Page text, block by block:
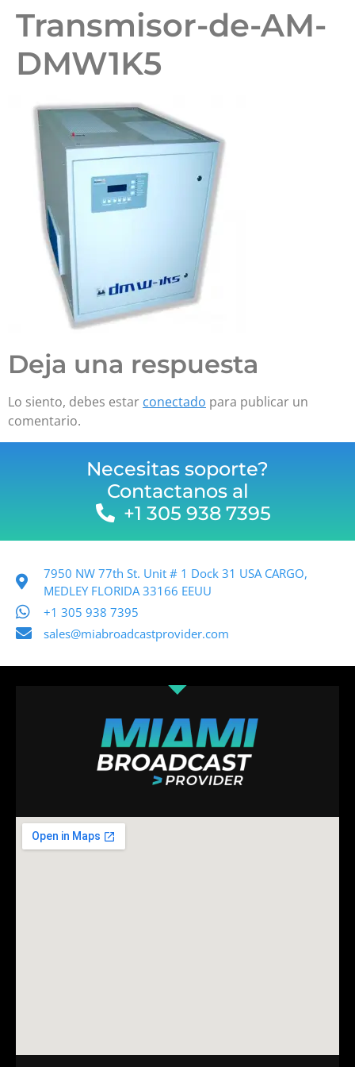
Transmisor-de-AM-
DMW1K5
Deja una respuesta
Lo siento, debes estar conectado para publicar un
comentario.
Necesitas soporte?
Contactanos al
+1 305 938 7395
7950 NW 77th St. Unit # 1 Dock 31 USA CARGO,
MEDLEY FLORIDA 33166 EEUU
+1 305 938 7395
sales@miabroadcastprovider.com